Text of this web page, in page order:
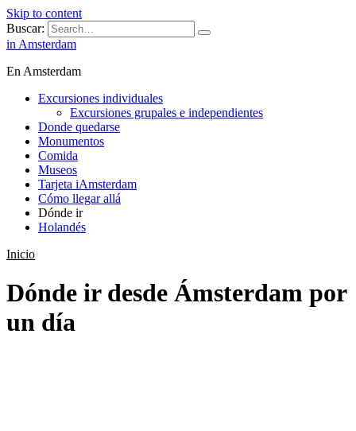
Skip to content
Buscar:
in Amsterdam
En Amsterdam
Excursiones individuales
Excursiones grupales e independientes
Donde quedarse
Monumentos
Comida
Museos
Tarjeta iAmsterdam
Cómo llegar allá
Dónde ir
Holandés
Inicio
Dónde ir desde Ámsterdam por
un día